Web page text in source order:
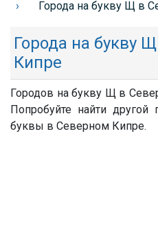
Города на букву Щ в
Города на букву
Кипре
Городов на букву Щ в
Попробуйте найти другой
буквы в Северном Кипре.